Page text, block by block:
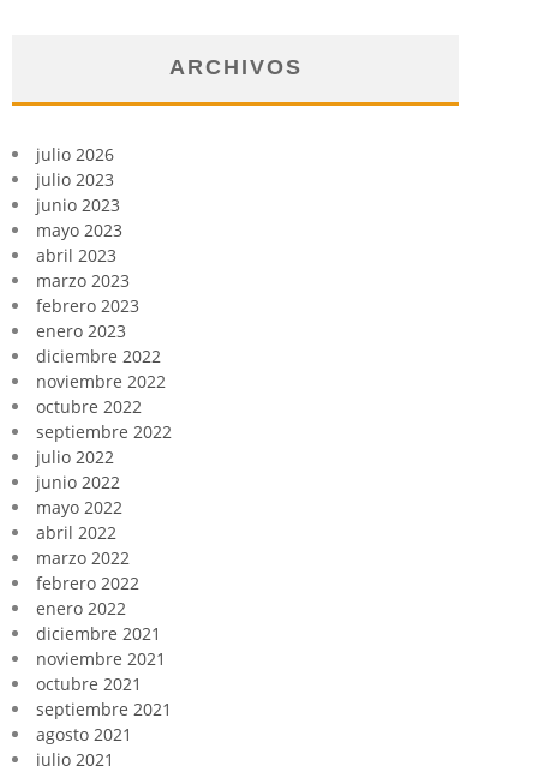
ARCHIVOS
julio 2026
julio 2023
junio 2023
mayo 2023
abril 2023
marzo 2023
febrero 2023
enero 2023
diciembre 2022
noviembre 2022
octubre 2022
septiembre 2022
julio 2022
junio 2022
mayo 2022
abril 2022
marzo 2022
febrero 2022
enero 2022
diciembre 2021
noviembre 2021
octubre 2021
septiembre 2021
agosto 2021
julio 2021